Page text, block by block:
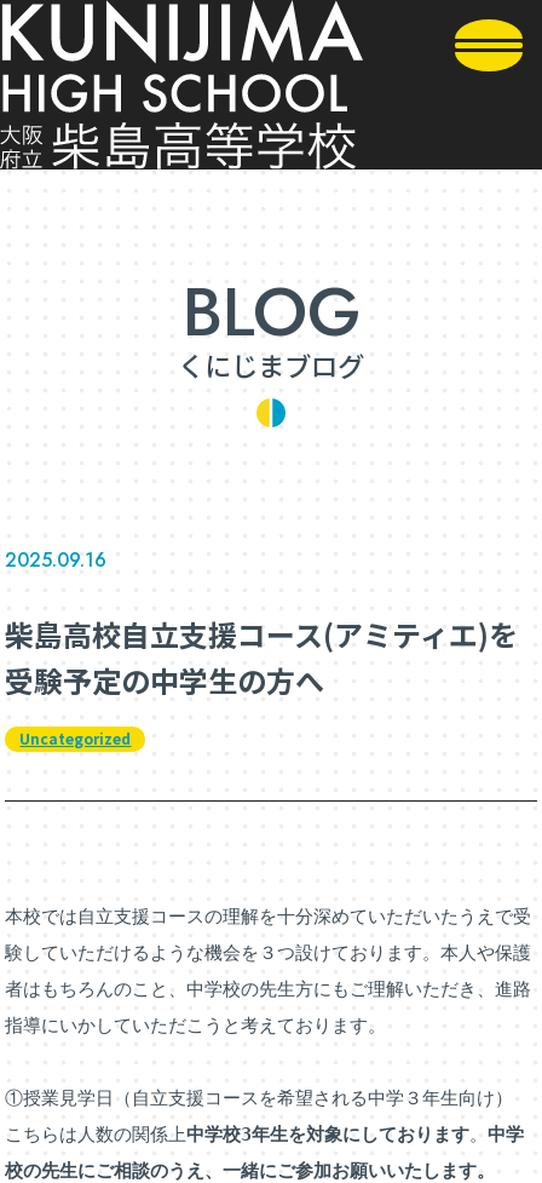
くにじまブログ
2025.09.16
柴島高校自立支援コース(アミティエ)を
受験予定の中学生の方へ
Uncategorized
本校では自立支援コースの理解を十分深めていただいたうえで受
験していただけるような機会を３つ設けております。本人や保護
者はもちろんのこと、中学校の先生方にもご理解いただき、進路
指導にいかしていただこうと考えております。
①授業見学日（自立支援コースを希望される中学３年生向け）
こちらは人数の関係上中学校3年生を対象にしております。中学
校の先生にご相談のうえ、一緒にご参加お願いいたします。